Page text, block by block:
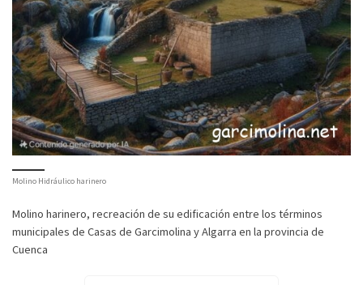
Molino Hidráulico harinero
Molino harinero, recreación de su edificación entre los términos
municipales de Casas de Garcimolina y Algarra en la provincia de
Cuenca